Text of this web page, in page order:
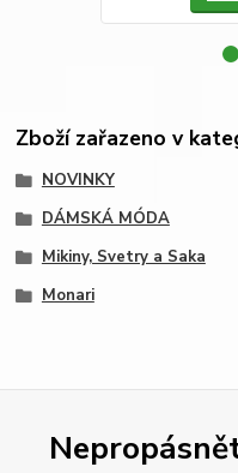
Zboží zařazeno v
NOVINKY
DÁMSKÁ MÓDA
Mikiny, Svetry a Saka
Monari